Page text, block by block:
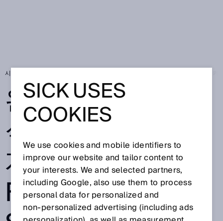
시작 페이지
완벽한 안전: 이동
식 로봇을 안전하
게 지켜주는
FABMATICS와
SICK USES
COOKIES
We use cookies and mobile identifiers to
improve our website and tailor content to
your interests. We and selected partners,
including Google, also use them to process
personal data for personalized and
non‑personalized advertising (including ads